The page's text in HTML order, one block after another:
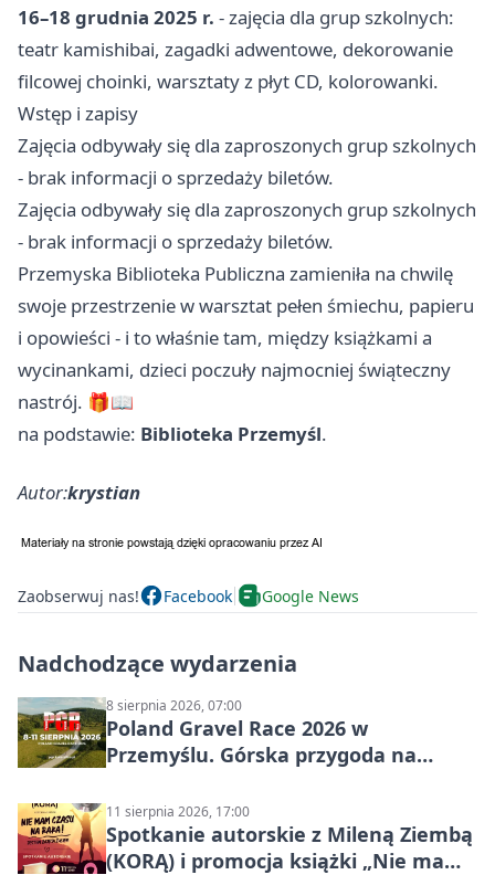
16–18 grudnia 2025 r. - zajęcia dla grup szkolnych:
teatr kamishibai, zagadki adwentowe, dekorowanie
filcowej choinki, warsztaty z płyt CD, kolorowanki.
Wstęp i zapisy
Zajęcia odbywały się dla zaproszonych grup szkolnych
- brak informacji o sprzedaży biletów.
Zajęcia odbywały się dla zaproszonych grup szkolnych
- brak informacji o sprzedaży biletów.
Przemyska Biblioteka Publiczna zamieniła na chwilę
swoje przestrzenie w warsztat pełen śmiechu, papieru
i opowieści - i to właśnie tam, między książkami a
wycinankami, dzieci poczuły najmocniej świąteczny
nastrój. 🎁📖
na podstawie: Biblioteka Przemyśl.
Autor:krystian
Zaobserwuj nas! Facebook Google News
Nadchodzące wydarzenia
8 sierpnia 2026, 07:00
Poland Gravel Race 2026 w
Przemyślu. Górska przygoda na
11 sierpnia 2026, 17:00
Spotkanie autorskie z Mileną Ziembą
(KORĄ) i promocja książki „Nie mam